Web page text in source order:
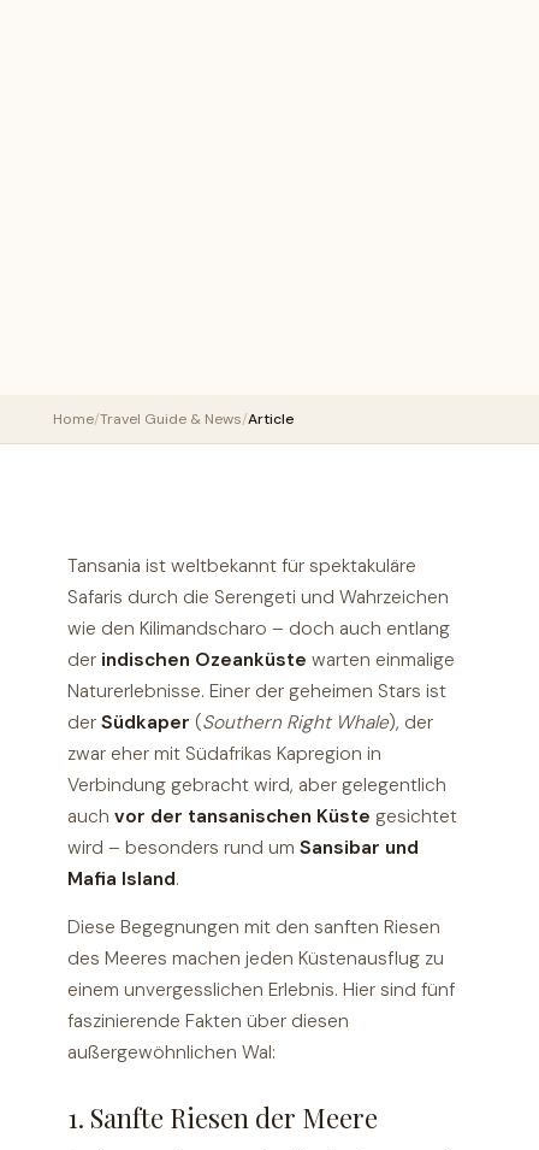
Home/Travel Guide & News/Article
Tansania ist weltbekannt für spektakuläre
Safaris durch die Serengeti und Wahrzeichen
wie den Kilimandscharo – doch auch entlang
der indischen Ozeanküste warten einmalige
Naturerlebnisse. Einer der geheimen Stars ist
der Südkaper (Southern Right Whale), der
zwar eher mit Südafrikas Kapregion in
Verbindung gebracht wird, aber gelegentlich
auch vor der tansanischen Küste gesichtet
wird – besonders rund um Sansibar und
Mafia Island.
Diese Begegnungen mit den sanften Riesen
des Meeres machen jeden Küstenausflug zu
einem unvergesslichen Erlebnis. Hier sind fünf
faszinierende Fakten über diesen
außergewöhnlichen Wal:
1. Sanfte Riesen der Meere